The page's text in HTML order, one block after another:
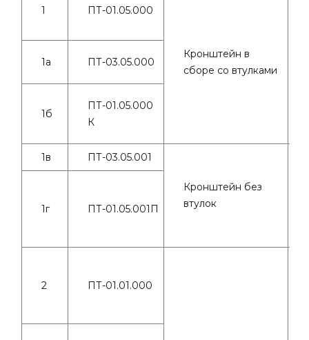
1 ПТ-01.05.000
Кронштейн в
сборе со втулками
1а ПТ-03.05.000
1б
ПТ-01.05.000
К
1в ПТ-03.05.001
Кронштейн без
втулок
1г
ПТ-01.05.001П
2 ПТ-01.01.000